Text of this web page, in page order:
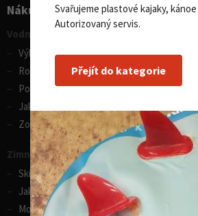
Nákupní rádce
Vodní sporty
Výběr pádla na paddleboard
Rozdíly v paddleboardech
Porovnání kánoí Gumotex
Jak vybrat kajak
Zobrazit vše
Zimní sporty
Skialpinistické boty, volba velikosti
Jak vybrat skialpinistické hole
Montáž vázání na lyže
Svařujeme plastové kajaky, kánoe
Autorizovaný servis.
Přejít do kategorie